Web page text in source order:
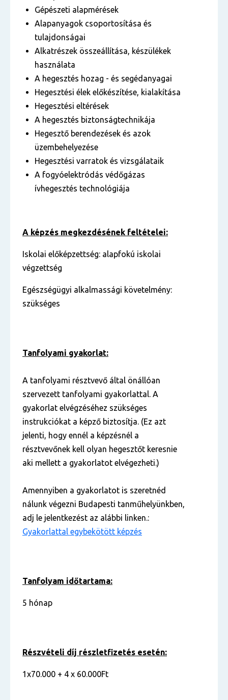
Gépészeti alapmérések
Alapanyagok csoportosítása és
tulajdonságai
Alkatrészek összeállítása, készülékek
használata
A hegesztés hozag - és segédanyagai
Hegesztési élek előkészítése, kialakítása
Hegesztési eltérések
A hegesztés biztonságtechnikája
Hegesztő berendezések és azok
üzembehelyezése
Hegesztési varratok és vizsgálataik
A fogyóelektródás védőgázas
ívhegesztés technológiája
A képzés megkezdésének feltételei:
Iskolai előképzettség: alapfokú iskolai
végzettség
Egészségügyi alkalmassági követelmény:
szükséges
Tanfolyami gyakorlat:
A tanfolyami résztvevő által önállóan
szervezett tanfolyami gyakorlattal. A
gyakorlat elvégzéséhez szükséges
instrukciókat a képző biztosítja. (Ez azt
jelenti, hogy ennél a képzésnél a
résztvevőnek kell olyan hegesztőt keresnie
aki mellett a gyakorlatot elvégezheti.)
Amennyiben a gyakorlatot is szeretnéd
nálunk végezni Budapesti tanműhelyünkben,
adj le jelentkezést az alábbi linken.:
Gyakorlattal egybekötött képzés
Tanfolyam időtartama:
5 hónap
Részvételi díj részletfizetés esetén:
1x70.000 + 4 x 60.000Ft